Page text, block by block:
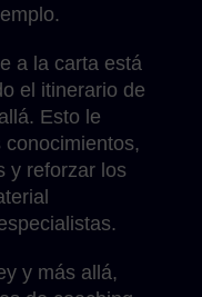
a la carta está
el itinerario de
Esto le
y reforzar los
y más allá,